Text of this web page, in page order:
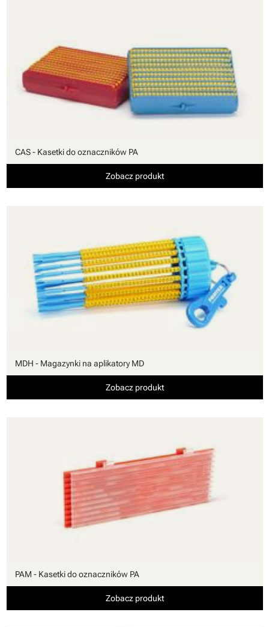
CAS - Kasetki do oznaczników PA
Zobacz produkt
MDH - Magazynki na aplikatory MD
Zobacz produkt
PAM - Kasetki do oznaczników PA
Zobacz produkt